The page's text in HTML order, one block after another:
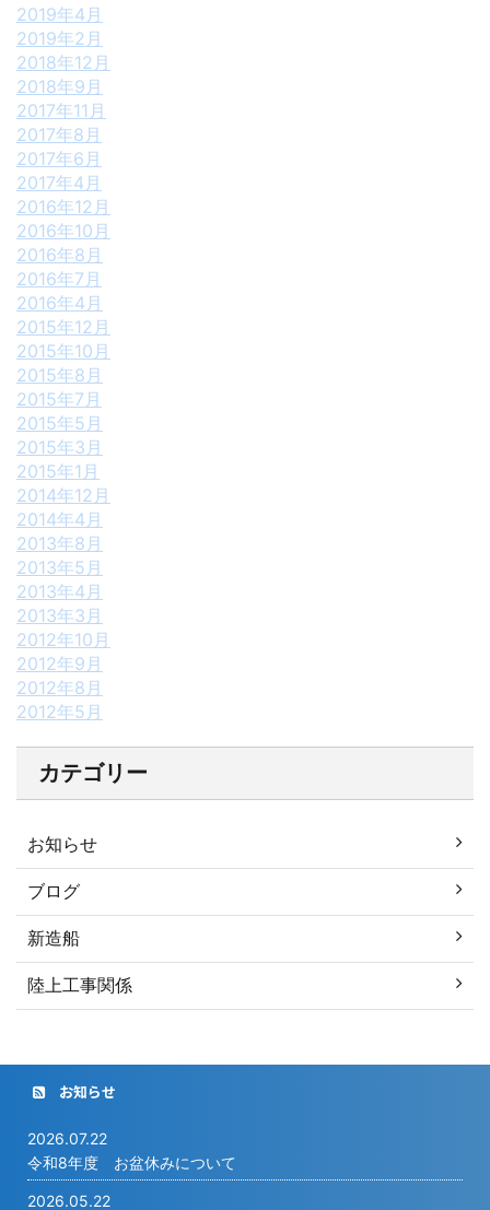
2019年4月
2019年2月
2018年12月
2018年9月
2017年11月
2017年8月
2017年6月
2017年4月
2016年12月
2016年10月
2016年8月
2016年7月
2016年4月
2015年12月
2015年10月
2015年8月
2015年7月
2015年5月
2015年3月
2015年1月
2014年12月
2014年4月
2013年8月
2013年5月
2013年4月
2013年3月
2012年10月
2012年9月
2012年8月
2012年5月
カテゴリー
お知らせ
ブログ
新造船
陸上工事関係
お知らせ
2026.07.22
令和8年度 お盆休みについて
2026.05.22